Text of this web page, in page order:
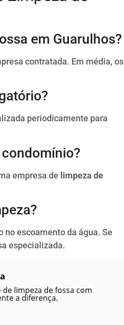
em Guarulhos?
contratada. Em média, os
periodicamente para
empresa de limpeza de
escoamento da água. Se
especializada.
limpeza de fossa com
a diferença.